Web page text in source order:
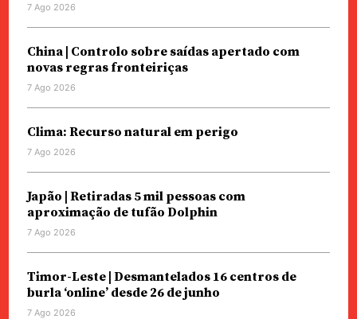
7 Ago 2026
China | Controlo sobre saídas apertado com
novas regras fronteiriças
7 Ago 2026
Clima: Recurso natural em perigo
7 Ago 2026
Japão | Retiradas 5 mil pessoas com
aproximação de tufão Dolphin
7 Ago 2026
Timor-Leste | Desmantelados 16 centros de
burla ‘online’ desde 26 de junho
7 Ago 2026